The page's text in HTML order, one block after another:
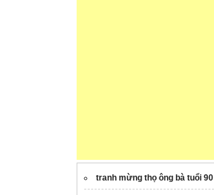
tranh mừng thọ ông bà tuổi 90